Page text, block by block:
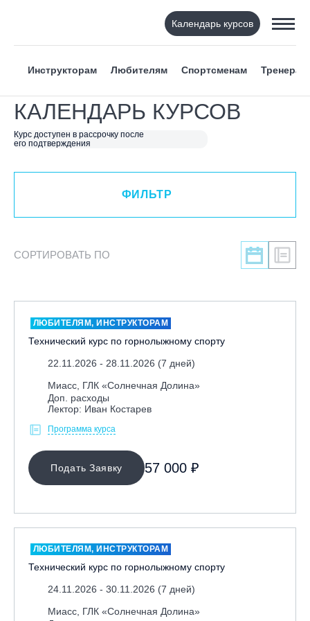
Календарь курсов
Инструкторам Любителям Спортсменам Тренерам
КАЛЕНДАРЬ КУРСОВ
Курс доступен в рассрочку после
его подтверждения
ФИЛЬТР
ВИД СПОРТА
Я ХОЧУ
КАТЕГОРИЯ
ЛЕКТОР
МЕСТО ПРОВЕДЕНИЯ
Байкальск, ГЛЦ «Гора Соболиная»
Грузия, ГК «Гудаури»
Дистанционно
Екатеринбург, ГЛЦ «Уктус»
Ижевск, КАО «Нечкино»
Иркутск, ГЛЦ «Олха»
ФИЛЬТР
СОРТИРОВАТЬ ПО
ЛЮБИТЕЛЯМ, ИНСТРУКТОРАМ
Технический курс по горнолыжному спорту
22.11.2026 - 28.11.2026 (7 дней)
Миасс, ГЛК «Солнечная Долина»
Доп. расходы
Лектор: Иван Костарев
Программа курса
Подать Заявку 57 000 ₽
ЛЮБИТЕЛЯМ, ИНСТРУКТОРАМ
Технический курс по горнолыжному спорту
24.11.2026 - 30.11.2026 (7 дней)
Миасс, ГЛК «Солнечная Долина»